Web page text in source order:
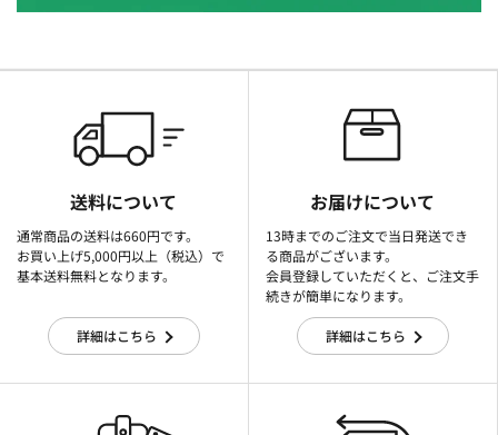
送料について
通常商品の送料は660円です。
お買い上げ5,000円以上（税込）で
基本送料無料となります。
詳細はこちら
お届けについて
13時までのご注文で当日発送でき
る商品がございます。
会員登録していただくと、ご注文手
続きが簡単になります。
詳細はこちら